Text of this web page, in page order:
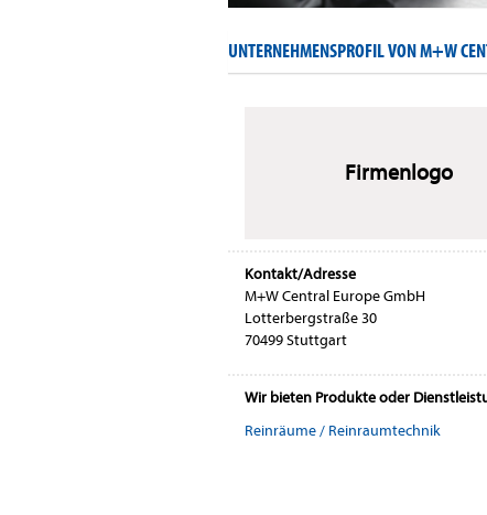
UNTERNEHMENSPROFIL VON M+W
Firmenlogo
Kontakt/Adresse
M+W Central Europe GmbH
Lotterbergstraße 30
70499 Stuttgart
Wir bieten Produkte oder
Reinräume / Reinraumtechnik